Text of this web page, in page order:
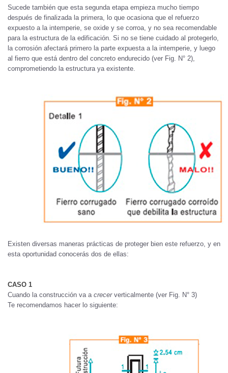
Sucede también que esta segunda etapa empieza mucho tiempo
después de finalizada la primera, lo que ocasiona que el refuerzo
expuesto a la intemperie, se oxide y se corroa, y no sea recomendable
para la estructura de la edificación. Si no se tiene cuidado al protegerlo,
la corrosión afectará primero la parte expuesta a la intemperie, y luego
al fierro que está dentro del concreto endurecido (ver Fig. N° 2),
comprometiendo la estructura ya existente.
Existen diversas maneras prácticas de proteger bien este refuerzo, y en
esta oportunidad conocerás dos de ellas:
CASO 1
Cuando la construcción va a crecerverticalmente (ver Fig. N° 3)
Te recomendamos hacer lo siguiente: